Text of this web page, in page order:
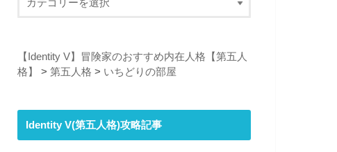
【Identity V】冒険家のおすすめ内在人格【第五人
格】
> 第五人格 > いちどりの部屋
Identity V(第五人格)攻略記事